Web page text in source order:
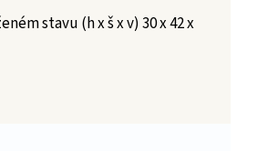
stavu (h x š x v) 30 x 42 x